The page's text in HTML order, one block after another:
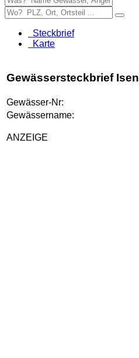
Steckbrief
Karte
Gewässersteckbrief Isen
Gewässer-Nr:
Gewässername:
ANZEIGE